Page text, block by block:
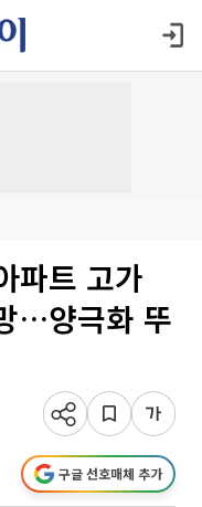
파트 고가
…양극화 뚜
구글 선호매체 추가